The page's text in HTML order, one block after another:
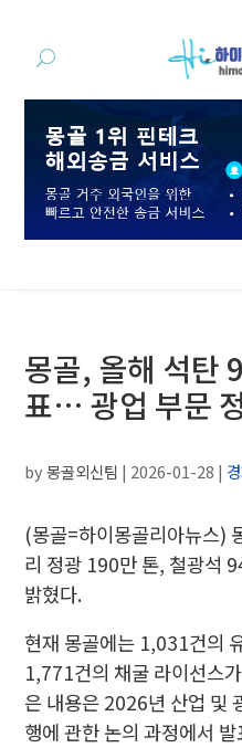
몽골, 올해 석탄
표… 광업 부문
by몽골외신팀 | 2026-01-28 |
(몽골=하이몽골리아뉴스)
리 정광 190만 톤, 철광석
밝혔다.
현재 몽골에는 1,031건의
1,771건의 채굴 라이선스
은 내용은 2026년 산업 및
행에 관한 논의 과정에서